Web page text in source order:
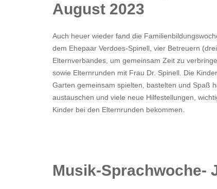
August 2023
Auch heuer wieder fand die
dem Ehepaar Verdoes-Spinell, vier Betreuern
Elternverbandes, um gemeinsam Zeit zu
sowie Elternrunden mit Frau Dr. Spinell. Die
Garten gemeinsam spielten, bastelten und Spaß
austauschen und viele neue Hilfestellungen,
Kinder bei den Elternrunden bekommen.
Musik-Sprachwoche-